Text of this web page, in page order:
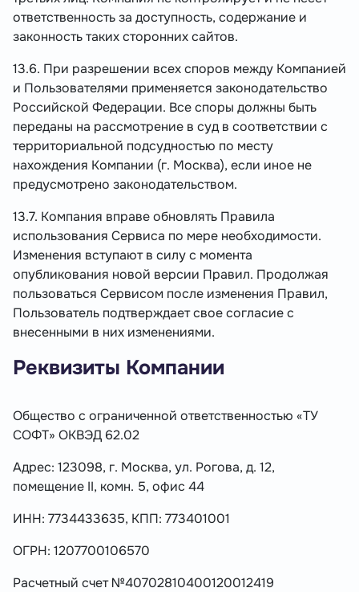
ответственность за доступность, содержание и
законность таких сторонних сайтов.
13.6. При разрешении всех споров между Компанией
и Пользователями применяется законодательство
Российской Федерации. Все споры должны быть
переданы на рассмотрение в суд в соответствии с
территориальной подсудностью по месту
нахождения Компании (г. Москва), если иное не
предусмотрено законодательством.
13.7. Компания вправе обновлять Правила
использования Сервиса по мере необходимости.
Изменения вступают в силу с момента
опубликования новой версии Правил. Продолжая
пользоваться Сервисом после изменения Правил,
Пользователь подтверждает свое согласие с
внесенными в них изменениями.
Реквизиты Компании
Общество с ограниченной ответственностью «ТУ
СОФТ» ОКВЭД 62.02
Адрес: 123098, г. Москва, ул. Рогова, д. 12,
помещение II, комн. 5, офис 44
ИНН: 7734433635, КПП: 773401001
ОГРН: 1207700106570
Расчетный счет №40702810400120012419